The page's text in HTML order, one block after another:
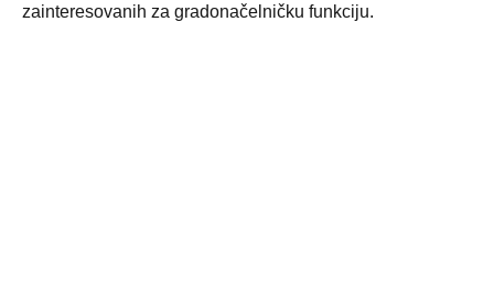
zainteresovanih za gradonačelničku funkciju.